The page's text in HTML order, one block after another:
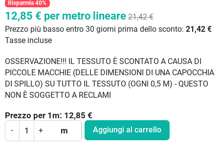
Risparmia 40%
12,85 € per metro lineare 21,42 €
Prezzo più basso entro 30 giorni prima dello sconto: 21,42 €
Tasse incluse
OSSERVAZIONE!!! IL TESSUTO È SCONTATO A CAUSA DI
PICCOLE MACCHIE (DELLE DIMENSIONI DI UNA CAPOCCHIA
DI SPILLO) SU TUTTO IL TESSUTO (OGNI 0,5 M) - QUESTO
NON È SOGGETTO A RECLAMI
Prezzo per 1 m: 12,85 €
- + m Aggiungi al carrello